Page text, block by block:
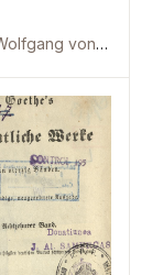
Johann Wolfgang von Goethe